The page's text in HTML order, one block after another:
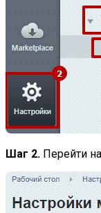
Шаг 2. Перейти